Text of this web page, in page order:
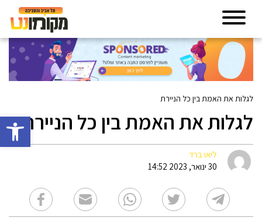
פתח
לגלות את האמת בין כל הניירת
לגלות את האמת בין כל הניירת
ליאו ברד
30 ינואר, 2023 14:52